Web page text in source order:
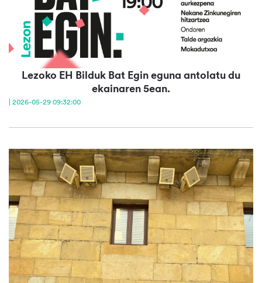
Lezoko EH Bilduk Bat Egin eguna antolatu du
ekainaren 5ean.
| 2026-05-29 09:32:00